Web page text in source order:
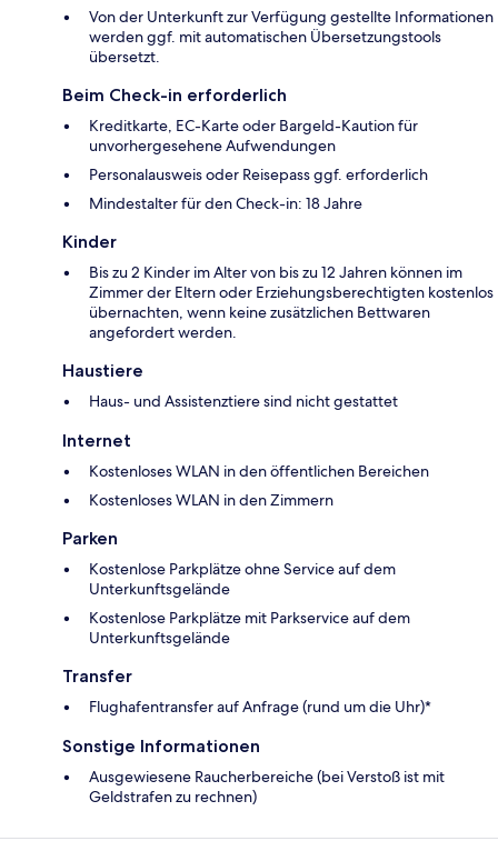
Von der Unterkunft zur Verfügung gestellte Informationen
werden ggf. mit automatischen Übersetzungstools
übersetzt.
Beim Check-in erforderlich
Kreditkarte, EC-Karte oder Bargeld-Kaution für
unvorhergesehene Aufwendungen
Personalausweis oder Reisepass ggf. erforderlich
Mindestalter für den Check-in: 18 Jahre
Kinder
Bis zu 2 Kinder im Alter von bis zu 12 Jahren können im
Zimmer der Eltern oder Erziehungsberechtigten kostenlos
übernachten, wenn keine zusätzlichen Bettwaren
angefordert werden.
Haustiere
Haus- und Assistenztiere sind nicht gestattet
Internet
Kostenloses WLAN in den öffentlichen Bereichen
Kostenloses WLAN in den Zimmern
Parken
Kostenlose Parkplätze ohne Service auf dem
Unterkunftsgelände
Kostenlose Parkplätze mit Parkservice auf dem
Unterkunftsgelände
Transfer
Flughafentransfer auf Anfrage (rund um die Uhr)*
Sonstige Informationen
Ausgewiesene Raucherbereiche (bei Verstoß ist mit
Geldstrafen zu rechnen)